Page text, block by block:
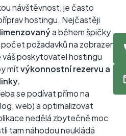
návštěvnost, je často
hostingu. Nejčastěji
a během špičky
požadavků na zobrazení
poskytovatel hostingu
mítvýkonnostní rezervu a
se podívat přímo na
web) a optimalizovat
nedělá zbytečně moc
tam náhodou neukládá